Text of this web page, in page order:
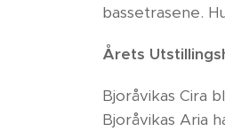
bassetrasene.
Årets
Bjoråvikas Cira
Bjoråvikas Aria